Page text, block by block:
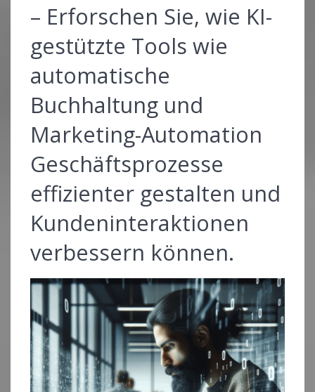
– Erforschen Sie, wie KI-
gestützte Tools wie
automatische
Buchhaltung und
Marketing-Automation
Geschäftsprozesse
effizienter gestalten und
Kundeninteraktionen
verbessern können.